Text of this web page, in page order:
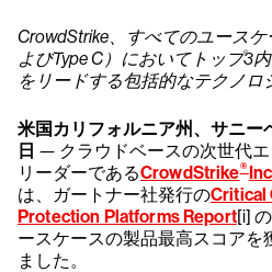
CrowdStrike、すべてのユースケ
よびType C）においてトップ3
をリードする包括的なテクノロ
米国カリフォルニア州、サニー
日 — クラウドベースの次世代
リーダーであるCrowdStrike®
は、ガートナー社発行のCritical
Protection Platforms Report[i]
ースケースの製品最高スコアを
ました。